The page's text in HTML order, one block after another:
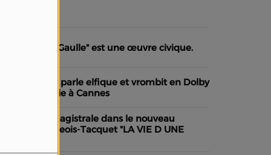
Bataille de Gaulle" est une œuvre civique.
Cannes parle elfique et vrombit en Dolby
- Jérémie à Cannes
Drucker, magistrale dans le nouveau
Bourgeois-Tacquet "LA VIE D UNE